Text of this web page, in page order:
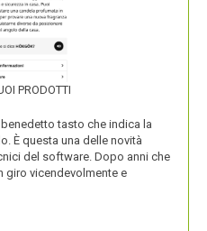
PRODOTTI
tasto che indica la
È questa una delle novità
del software. Dopo anni che
giro vicendevolmente e